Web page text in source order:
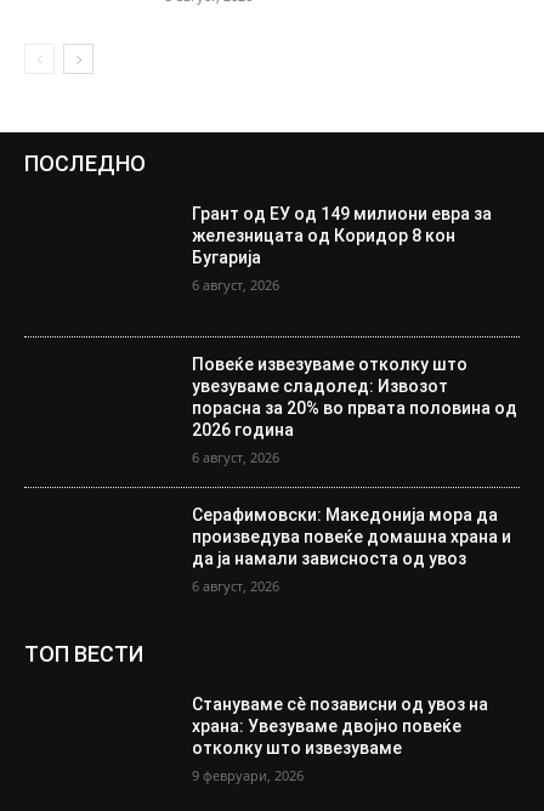
ПОСЛЕДНО
Грант од ЕУ од 149 милиони евра за
железницата од Коридор 8 кон
Бугарија
6 август, 2026
Повеќе извезуваме отколку што
увезуваме сладолед: Извозот
порасна за 20% во првата половина од
2026 година
6 август, 2026
Серафимовски: Македонија мора да
произведува повеќе домашна храна и
да ја намали зависноста од увоз
6 август, 2026
ТОП ВЕСТИ
Стануваме сè позависни од увоз на
храна: Увезуваме двојно повеќе
отколку што извезуваме
9 февруари, 2026